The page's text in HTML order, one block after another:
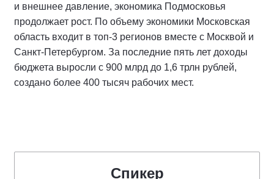
и внешнее давление, экономика Подмосковья
продолжает рост. По объему экономики Московская
область входит в топ-3 регионов вместе с Москвой и
Санкт-Петербургом. За последние пять лет доходы
бюджета выросли с 900 млрд до 1,6 трлн рублей,
создано более 400 тысяч рабочих мест.
Спикер